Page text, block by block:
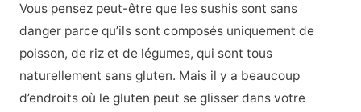
Vous pensez peut-être que les sushis sont sans
danger parce qu’ils sont composés uniquement de
poisson, de riz et de légumes, qui sont tous
naturellement sans gluten. Mais il y a beaucoup
d’endroits où le gluten peut se glisser dans votre